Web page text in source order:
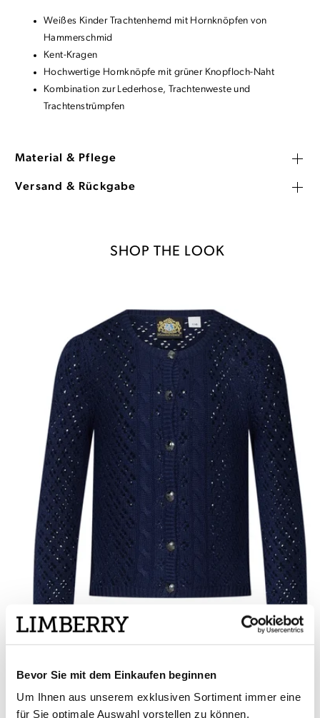
Bevor Sie mit dem Einkaufen beginnen
Um Ihnen aus unserem exklusiven Sortiment immer eine
für Sie optimale Auswahl vorstellen zu können,
Weißes Kinder Trachtenhemd mit Hornknöpfen von
Hammerschmid
Kent-Kragen
Hochwertige Hornknöpfe mit grüner Knopfloch-Naht
Kombination zur Lederhose, Trachtenweste und
Trachtenstrümpfen
Material & Pflege
Versand & Rückgabe
SHOP THE LOOK
Niedliche Strickjacke in Dunkelblau - SCHWEDEN BLAU